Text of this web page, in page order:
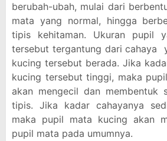
berubah-ubah, mulai dari
mata yang normal, hingga
tipis kehitaman. Ukuran pupil
tersebut tergantung dari cahaya
kucing tersebut berada. Jika
kucing tersebut tinggi, maka
akan mengecil dan membentuk
tipis. Jika kadar cahayanya
maka pupil mata kucing akan
pupil mata pada umumnya.